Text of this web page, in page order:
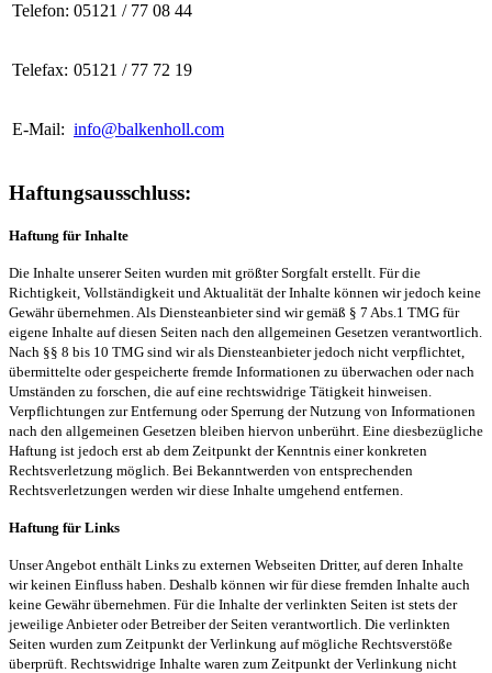
Telefon: 05121 / 77 08 44
Telefax: 05121 / 77 72 19
E-Mail: info@balkenholl.com
Haftungsausschluss:
Haftung für Inhalte
Die Inhalte unserer Seiten wurden mit größter Sorgfalt erstellt. Für die
Richtigkeit, Vollständigkeit und Aktualität der Inhalte können wir jedoch keine
Gewähr übernehmen. Als Diensteanbieter sind wir gemäß § 7 Abs.1 TMG für
eigene Inhalte auf diesen Seiten nach den allgemeinen Gesetzen verantwortlich.
Nach §§ 8 bis 10 TMG sind wir als Diensteanbieter jedoch nicht verpflichtet,
übermittelte oder gespeicherte fremde Informationen zu überwachen oder nach
Umständen zu forschen, die auf eine rechtswidrige Tätigkeit hinweisen.
Verpflichtungen zur Entfernung oder Sperrung der Nutzung von Informationen
nach den allgemeinen Gesetzen bleiben hiervon unberührt. Eine diesbezügliche
Haftung ist jedoch erst ab dem Zeitpunkt der Kenntnis einer konkreten
Rechtsverletzung möglich. Bei Bekanntwerden von entsprechenden
Rechtsverletzungen werden wir diese Inhalte umgehend entfernen.
Haftung für Links
Unser Angebot enthält Links zu externen Webseiten Dritter, auf deren Inhalte
wir keinen Einfluss haben. Deshalb können wir für diese fremden Inhalte auch
keine Gewähr übernehmen. Für die Inhalte der verlinkten Seiten ist stets der
jeweilige Anbieter oder Betreiber der Seiten verantwortlich. Die verlinkten
Seiten wurden zum Zeitpunkt der Verlinkung auf mögliche Rechtsverstöße
überprüft. Rechtswidrige Inhalte waren zum Zeitpunkt der Verlinkung nicht